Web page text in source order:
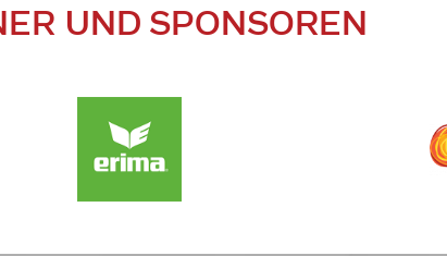
UND SPONSOREN